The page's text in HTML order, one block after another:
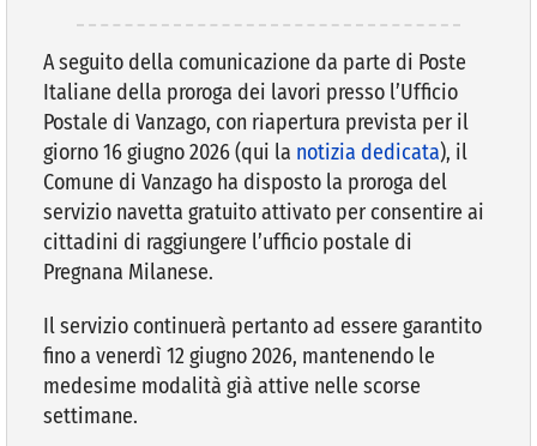
AREE TEMATICHE
VIVERE VANZAGO
COMUNICAZIONE
A seguito della comunicazione da parte di Poste
Italiane della proroga dei lavori presso l’Ufficio
Postale di Vanzago, con riapertura prevista per il
giorno 16 giugno 2026 (qui la notizia dedicata), il
Comune di Vanzago ha disposto la proroga del
servizio navetta gratuito attivato per consentire ai
cittadini di raggiungere l’ufficio postale di
Pregnana Milanese.
Il servizio continuerà pertanto ad essere garantito
fino a venerdì 12 giugno 2026, mantenendo le
medesime modalità già attive nelle scorse
settimane.